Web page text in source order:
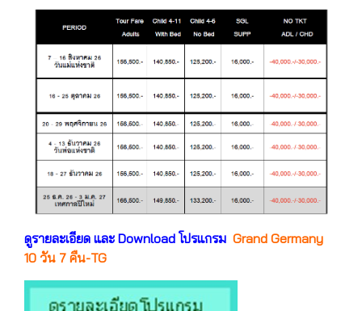
ดูรายละเอียด และ Download โปรแกรม Grand Germany
10 วัน 7 คืน-TG